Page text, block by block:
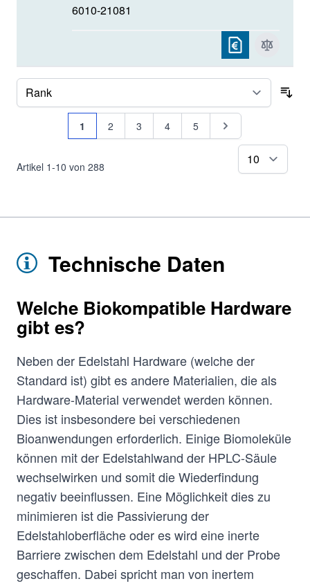
6010-21081
Artikel 1-10 von 288
Seite
Sie lesen gerade Seite
1 Seite
2 Seite
3 Seite
4 Seite
5 Seite
Technische Daten
Welche Biokompatible Hardware
gibt es?
Neben der Edelstahl Hardware (welche der
Standard ist) gibt es andere Materialien, die als
Hardware-Material verwendet werden können.
Dies ist insbesondere bei verschiedenen
Bioanwendungen erforderlich. Einige Biomoleküle
können mit der Edelstahlwand der HPLC-Säule
wechselwirken und somit die Wiederfindung
negativ beeinflussen. Eine Möglichkeit dies zu
minimieren ist die Passivierung der
Edelstahloberfläche oder es wird eine inerte
Barriere zwischen dem Edelstahl und der Probe
geschaffen. Dabei spricht man von inertem